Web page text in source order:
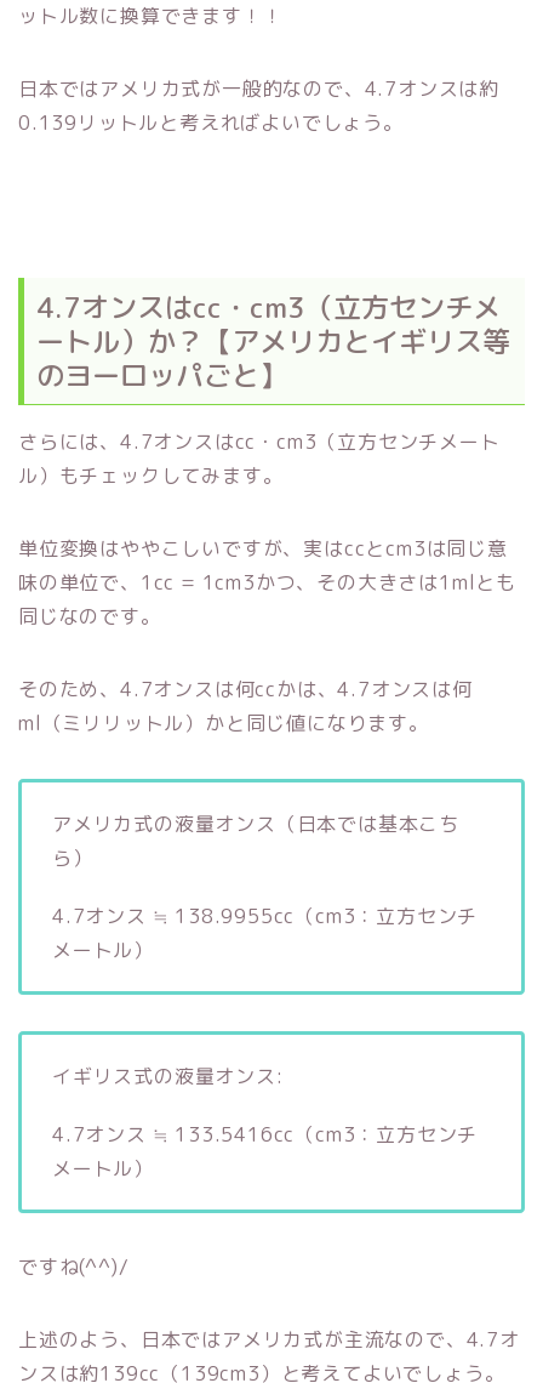
ットル数に換算できます！！
日本ではアメリカ式が一般的なので、4.7オンスは約
0.139リットルと考えればよいでしょう。
4.7オンスはcc・cm3（立方センチメ
ートル）か？【アメリカとイギリス等
のヨーロッパごと】
さらには、4.7オンスはcc・cm3（立方センチメート
ル）もチェックしてみます。
単位変換はややこしいですが、実はccとcm3は同じ意
味の単位で、1cc = 1cm3かつ、その大きさは1mlとも
同じなのです。
そのため、4.7オンスは何ccかは、4.7オンスは何
ml（ミリリットル）かと同じ値になります。
アメリカ式の液量オンス（日本では基本こち
ら）
4.7オンス ≒ 138.9955cc（cm3：立方センチ
メートル）
イギリス式の液量オンス:
4.7オンス ≒ 133.5416cc（cm3：立方センチ
メートル）
ですね(^^)/
上述のよう、日本ではアメリカ式が主流なので、4.7オ
ンスは約139cc（139cm3）と考えてよいでしょう。